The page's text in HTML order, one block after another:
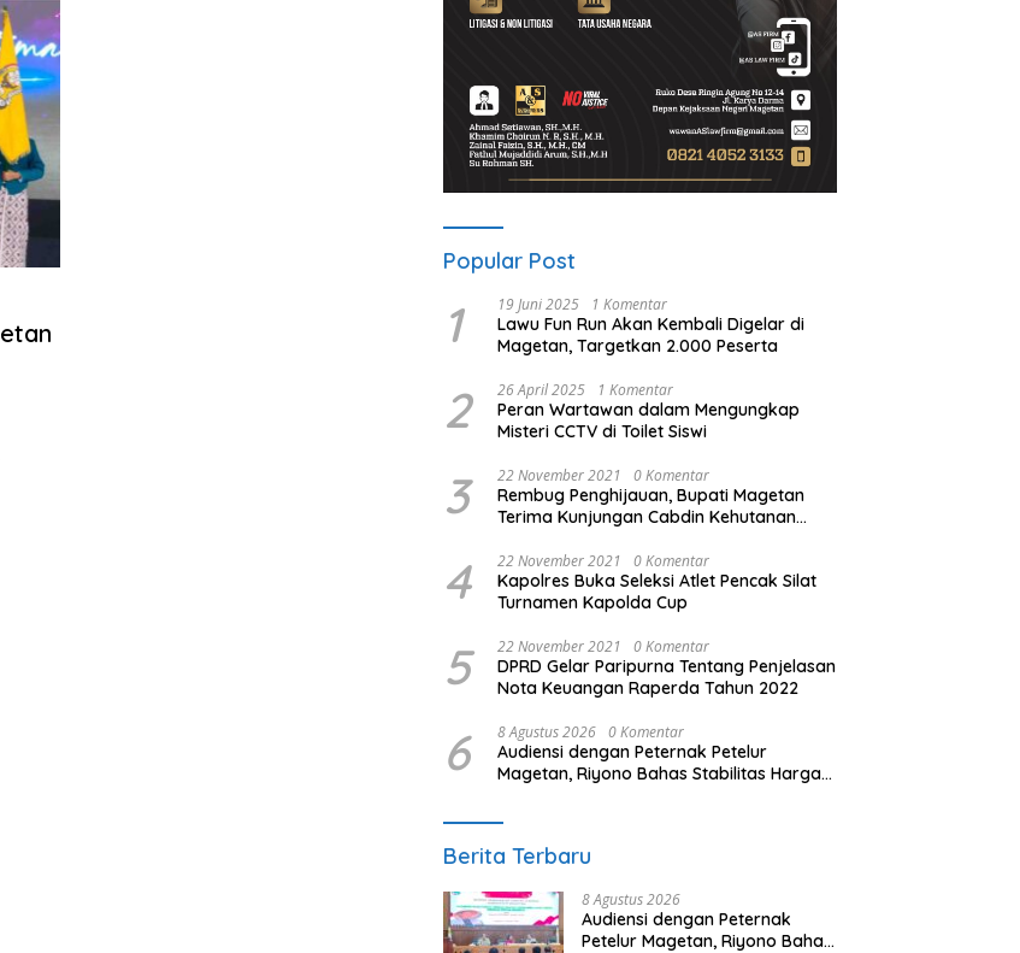
Popular Post
1 19 Juni 2025 1 Komentar
Lawu Fun Run Akan Kembali Digelar di
Magetan, Targetkan 2.000 Peserta
2 26 April 2025 1 Komentar
Peran Wartawan dalam Mengungkap
Misteri CCTV di Toilet Siswi
3 22 November 2021 0 Komentar
Rembug Penghijauan, Bupati Magetan
Terima Kunjungan Cabdin Kehutanan
4 22 November 2021 0 Komentar
Kapolres Buka Seleksi Atlet Pencak Silat
Turnamen Kapolda Cup
5 22 November 2021 0 Komentar
DPRD Gelar Paripurna Tentang Penjelasan
Nota Keuangan Raperda Tahun 2022
6 8 Agustus 2026 0 Komentar
Audiensi dengan Peternak Petelur
Magetan, Riyono Bahas Stabilitas Harga
Berita Terbaru
8 Agustus 2026
Audiensi dengan Peternak
Petelur Magetan, Riyono Bahas